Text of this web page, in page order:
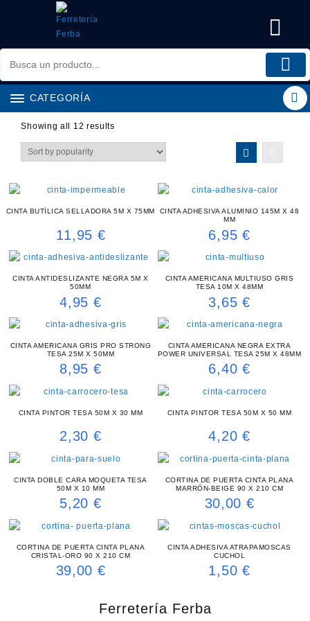
CATEGORÍA
Showing all 12 results
CINTA BUTÍLICA SELLADORA 5M X 75MM
11,95 €
CINTA ADHESIVA ALUMINIO 145M X 48
MM
6,95 €
CINTA ANTIDESLIZANTE NEGRA 5M X
50MM
4,95 €
CINTA AMERICANA MULTIUSO GRIS
TESA 10M X 48MM
3,65 €
CINTA AMERICANA GRIS PRO STRONG
TESA 25M X 50MM
8,95 €
CINTA AMERICANA NEGRA EXTRA
POWER UNIVERSAL TESA 25M X 48MM
6,40 €
CINTA PINTOR TESA 50M X 30 MM
2,30 €
CINTA PINTOR TESA 50M X 50 MM
4,20 €
CINTA DOBLE CARA MOQUETA TESA
50M X 10 MM
5,20 €
CORTINA DE PUERTA CINTA PLANA
MARRÓN-BEIGE 90 X 210 CM
30,00 €
CORTINA DE PUERTA CINTA PLANA
CRISTAL-ORO 90 X 210 CM
39,00 €
CINTA ADHESIVA ATRAPAMOSCAS
CUCHOL
1,50 €
Ferretería Ferba